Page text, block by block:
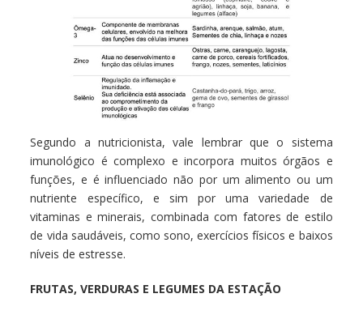
Segundo a nutricionista, vale lembrar que o sistema
imunológico é complexo e incorpora muitos órgãos e
funções, e é influenciado não por um alimento ou um
nutriente específico, e sim por uma variedade de
vitaminas e minerais, combinada com fatores de estilo
de vida saudáveis, como sono, exercícios físicos e baixos
níveis de estresse.
FRUTAS, VERDURAS E LEGUMES DA ESTAÇÃO